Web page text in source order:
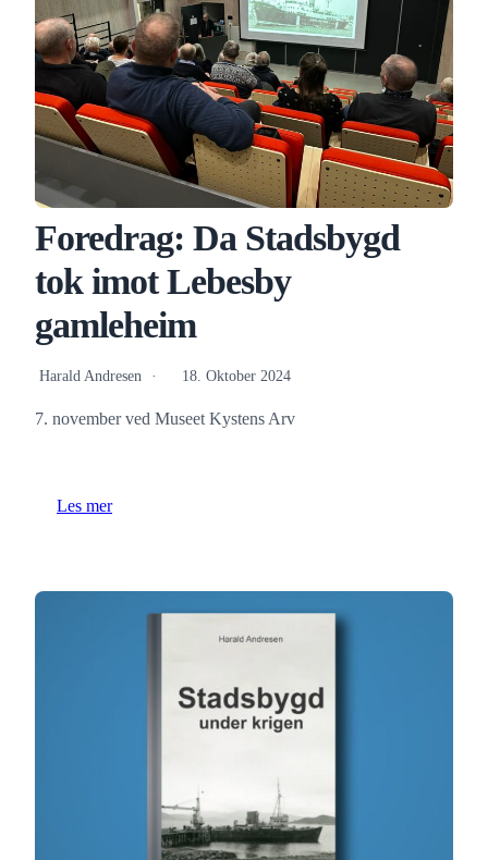
Foredrag: Da Stadsbygd
tok imot Lebesby
gamleheim
Harald Andresen 18. Oktober 2024
7. november ved Museet Kystens Arv
Les mer